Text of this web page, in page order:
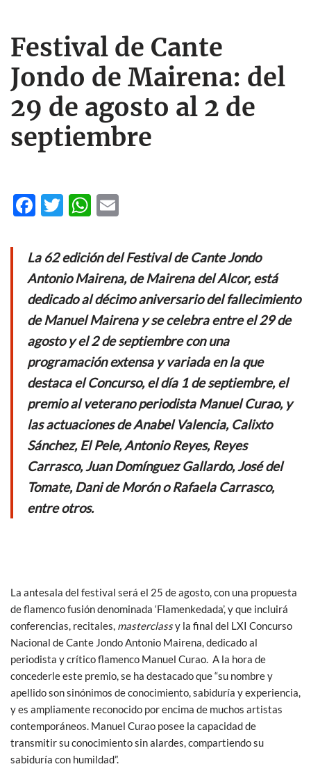
Festival de Cante
Jondo de Mairena: del
29 de agosto al 2 de
septiembre
F
e
b
o
o
k
T
itt
er
W
at
s
A
p
p
ail
La 62 edición del Festival de Cante Jondo
Antonio Mairena, de Mairena del Alcor, está
dedicado al décimo aniversario del fallecimiento
de Manuel Mairena y se celebra entre el 29 de
agosto y el 2 de septiembre con una
programación extensa y variada en la que
destaca el Concurso, el día 1 de septiembre, el
premio al veterano periodista Manuel Curao, y
las actuaciones de Anabel Valencia, Calixto
Sánchez, El Pele, Antonio Reyes, Reyes
Carrasco, Juan Domínguez Gallardo, José del
Tomate, Dani de Morón o Rafaela Carrasco,
entre otros.
La antesala del festival será el 25 de agosto, con una propuesta
de flamenco fusión denominada ‘Flamenkedada’, y que incluirá
conferencias, recitales, masterclassy la final del LXI Concurso
Nacional de Cante Jondo Antonio Mairena, dedicado al
periodista y crítico flamenco Manuel Curao. A la hora de
concederle este premio, se ha destacado que “su nombre y
apellido son sinónimos de conocimiento, sabiduría y experiencia,
y es ampliamente reconocido por encima de muchos artistas
contemporáneos. Manuel Curao posee la capacidad de
transmitir su conocimiento sin alardes, compartiendo su
sabiduría con humildad”.